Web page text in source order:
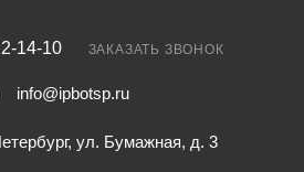
14-10 ЗАКАЗАТЬ ЗВОНОК
info@ipbotsp.ru
ул. Бумажная, д. 3